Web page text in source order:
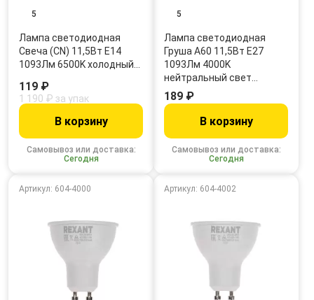
5
Лампа светодиодная
Свеча (CN) 11,5Вт E14
1093Лм 6500K холодный…
Самовывоз или доставка:
Сегодня
119 ₽
1 190 ₽ за упак
В корзину
5
Лампа светодиодная
Груша A60 11,5Вт E27
1093Лм 4000K
нейтральный свет…
Самовывоз или доставка:
Сегодня
189 ₽
В корзину
Артикул: 604-4000 Артикул: 604-4002